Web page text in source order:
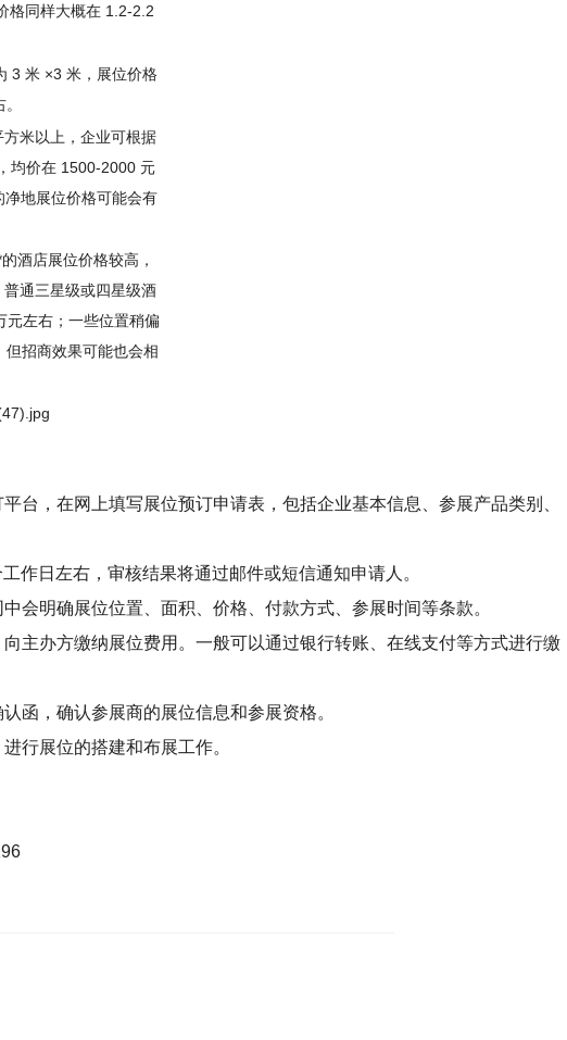
格同样大概在 1.2-2.2
3 米 ×3 米，展位价格
方米以上，企业可根据
均价在 1500-2000 元
地展位价格可能会有
酒店展位价格较高，
通三星级或四星级酒
元左右；一些位置稍偏
招商效果可能也会相
台，在网上填写展位预订申请表，包括企业基本信息、参展产品类别、
作日左右，审核结果将通过邮件或短信通知申请人。
会明确展位位置、面积、价格、付款方式、参展时间等条款。
主办方缴纳展位费用。一般可以通过银行转账、在线支付等方式进行缴
函，确认参展商的展位信息和参展资格。
行展位的搭建和布展工作。